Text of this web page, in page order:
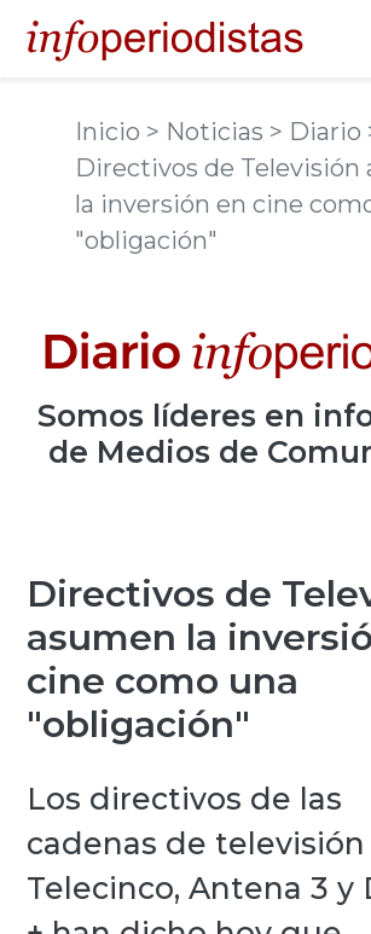
Inicio > Noticias > Diario
Directivos de Televisión
la inversión en cine
"obligación"
Somos líderes en
de Medios de
Directivos de
asumen la
cine como una
"obligación"
Los directivos de las
cadenas de televisión
Telecinco, Antena 3 y